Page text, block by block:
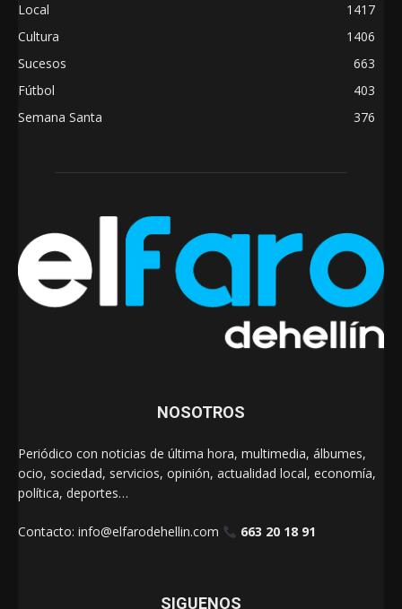
Local
1417
Cultura
1406
Sucesos
663
Fútbol
403
Semana Santa
376
NOSOTROS
Periódico con noticias de última hora, multimedia, álbumes,
ocio, sociedad, servicios, opinión, actualidad local, economía,
política, deportes…
Contacto: info@elfarodehellin.com 663 20 18 91
SIGUENOS